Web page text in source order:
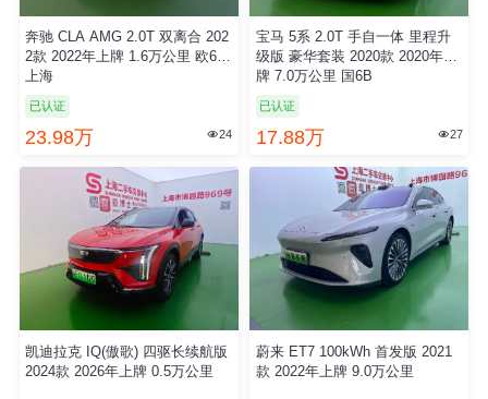
奔驰 CLA AMG 2.0T 双离合 202
2款 2022年上牌 1.6万公里 欧6
上海
已认证
23.98万 24
宝马 5系 2.0T 手自一体 里程升
级版 豪华套装 2020款 2020年上
牌 7.0万公里 国6B
已认证
17.88万 27
凯迪拉克 IQ(傲歌) 四驱长续航版
2024款 2026年上牌 0.5万公里
蔚来 ET7 100kWh 首发版 2021
款 2022年上牌 9.0万公里